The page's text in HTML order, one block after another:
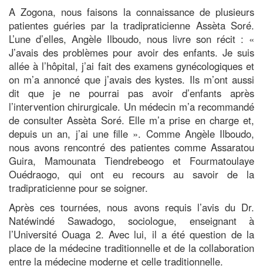
A Zogona, nous faisons la connaissance de plusieurs
patientes guéries par la tradipraticienne Assèta Soré.
L’une d’elles, Angèle Ilboudo, nous livre son récit : «
J’avais des problèmes pour avoir des enfants. Je suis
allée à l’hôpital, j’ai fait des examens gynécologiques et
on m’a annoncé que j’avais des kystes. Ils m’ont aussi
dit que je ne pourrai pas avoir d’enfants après
l’intervention chirurgicale. Un médecin m’a recommandé
de consulter Assèta Soré. Elle m’a prise en charge et,
depuis un an, j’ai une fille ». Comme Angèle Ilboudo,
nous avons rencontré des patientes comme Assaratou
Guira, Mamounata Tiendrebeogo et Fourmatoulaye
Ouédraogo, qui ont eu recours au savoir de la
tradipraticienne pour se soigner.
Après ces tournées, nous avons requis l’avis du Dr.
Natéwindé Sawadogo, sociologue, enseignant à
l’Université Ouaga 2. Avec lui, il a été question de la
place de la médecine traditionnelle et de la collaboration
entre la médecine moderne et celle traditionnelle.